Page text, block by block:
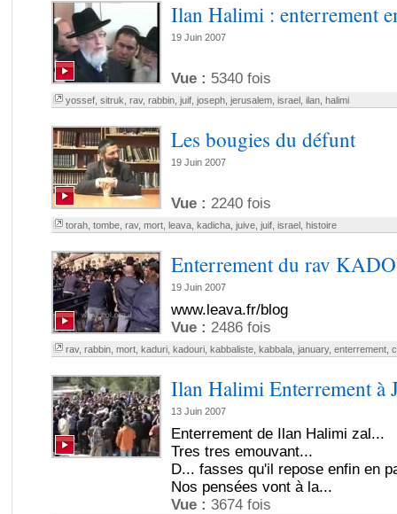
Ilan Halimi : enterrement
19 Juin 2007
Vue : 5340 fois
yossef, sitruk rav, rabbin, juif, joseph, jerusalem, israel, ilan, halimi
Les bougies du défunt
19 Juin 2007
Vue : 2240 fois
torah, tombe, rav, mort, leava, kadicha, juive, juif, israel, histoire
Enterrement du rav
19 Juin 2007
www.leava.fr/blog
Vue : 2486 fois
rav, rabbin, mort, kaduri, kadouri, kabbaliste, kabbala, january, enterrement,
Ilan Halimi Enterrement à
13 Juin 2007
Enterrement de Ilan Halimi zal...
Tres tres emouvant...
D... fasses qu'il repose enfin en
Nos pensées vont à la...
Vue : 3674 fois